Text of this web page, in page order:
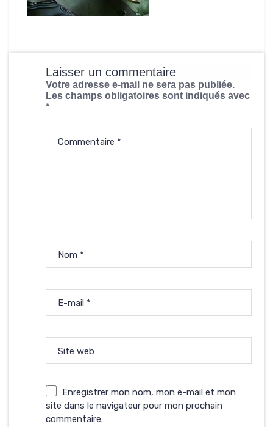
Laisser un commentaire
Votre adresse e-mail ne sera pas publiée.
Les champs obligatoires sont indiqués avec
*
Commentaire *
Nom *
E-mail *
Site web
Enregistrer mon nom, mon e-mail et mon
site dans le navigateur pour mon prochain
commentaire.